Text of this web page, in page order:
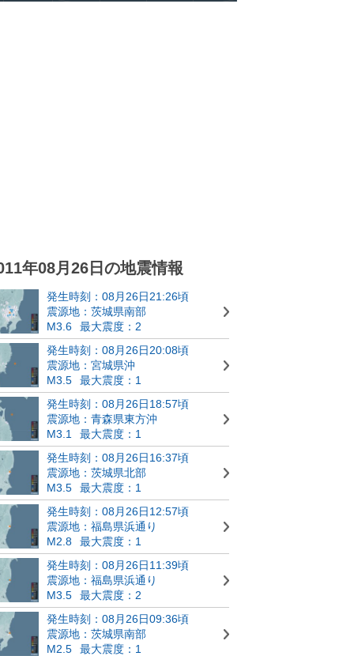
年08月26日の地震情報
発生時刻：08月26日21:26頃
震源地：茨城県南部
M3.6
最大震度：2
発生時刻：08月26日20:08頃
震源地：宮城県沖
M3.5
最大震度：1
発生時刻：08月26日18:57頃
震源地：青森県東方沖
M3.1
最大震度：1
発生時刻：08月26日16:37頃
震源地：茨城県北部
M3.5
最大震度：1
発生時刻：08月26日12:57頃
震源地：福島県浜通り
M2.8
最大震度：1
発生時刻：08月26日11:39頃
震源地：福島県浜通り
M3.5
最大震度：2
発生時刻：08月26日09:36頃
震源地：茨城県南部
M2.5
最大震度：1